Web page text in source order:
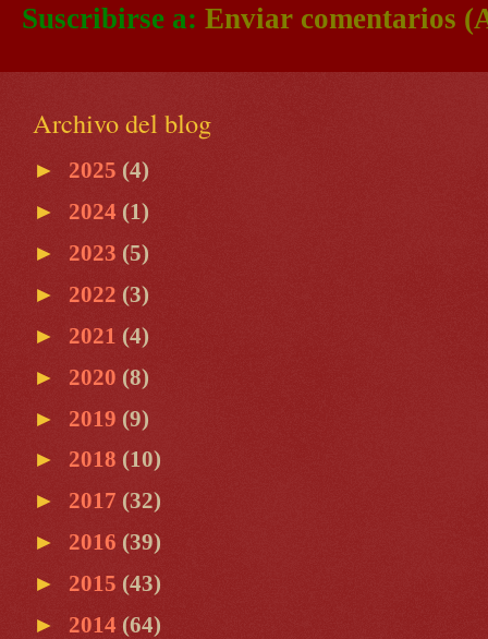
Suscribirse a: Enviar comentarios
Archivo del blog
► 2025 (4)
► 2024 (1)
► 2023 (5)
► 2022 (3)
► 2021 (4)
► 2020 (8)
► 2019 (9)
► 2018 (10)
► 2017 (32)
► 2016 (39)
► 2015 (43)
► 2014 (64)